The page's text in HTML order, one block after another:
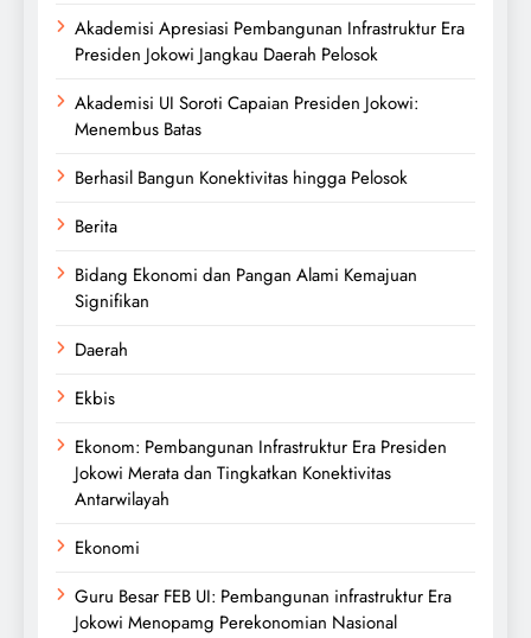
Akademisi Apresiasi Pembangunan Infrastruktur Era
Presiden Jokowi Jangkau Daerah Pelosok
Akademisi UI Soroti Capaian Presiden Jokowi:
Menembus Batas
Berhasil Bangun Konektivitas hingga Pelosok
Berita
Bidang Ekonomi dan Pangan Alami Kemajuan
Signifikan
Daerah
Ekbis
Ekonom: Pembangunan Infrastruktur Era Presiden
Jokowi Merata dan Tingkatkan Konektivitas
Antarwilayah
Ekonomi
Guru Besar FEB UI: Pembangunan infrastruktur Era
Jokowi Menopamg Perekonomian Nasional